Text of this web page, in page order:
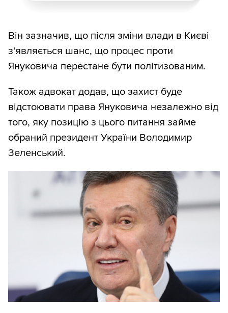
Він зазначив, що після зміни влади в Києві
з'являється шанс, що процес проти
Януковича перестане бути політизованим.
Також адвокат додав, що захист буде
відстоювати права Януковича незалежно від
того, яку позицію з цього питання займе
обраний президент України Володимир
Зеленський.